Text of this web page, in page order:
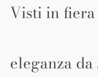
Visti in
eleganza